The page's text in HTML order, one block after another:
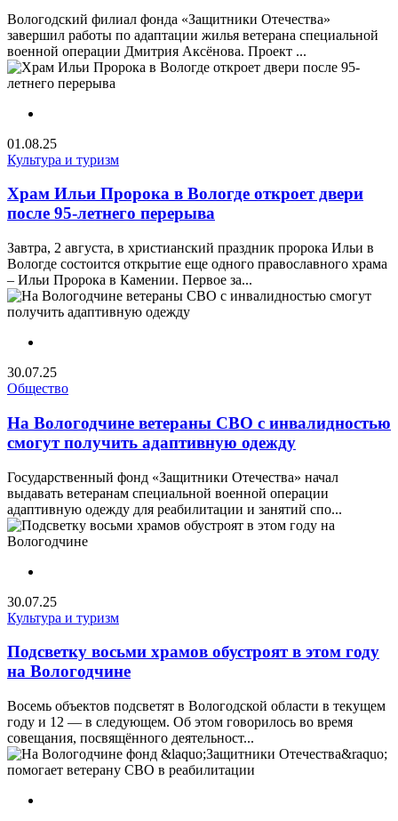
Вологодский филиал фонда «Защитники Отечества»
завершил работы по адаптации жилья ветерана специальной
военной операции Дмитрия Аксёнова. Проект ...
01.08.25
Культура и туризм
Храм Ильи Пророка в Вологде откроет двери
после 95-летнего перерыва
Завтра, 2 августа, в христианский праздник пророка Ильи в
Вологде состоится открытие еще одного православного храма
– Ильи Пророка в Камении. Первое за...
30.07.25
Общество
На Вологодчине ветераны СВО с инвалидностью
смогут получить адаптивную одежду
Государственный фонд «Защитники Отечества» начал
выдавать ветеранам специальной военной операции
адаптивную одежду для реабилитации и занятий спо...
30.07.25
Культура и туризм
Подсветку восьми храмов обустроят в этом году
на Вологодчине
Восемь объектов подсветят в Вологодской области в текущем
году и 12 — в следующем. Об этом говорилось во время
совещания, посвящённого деятельност...